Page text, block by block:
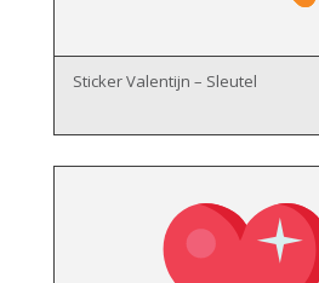
Sticker Valentijn – Sleutel